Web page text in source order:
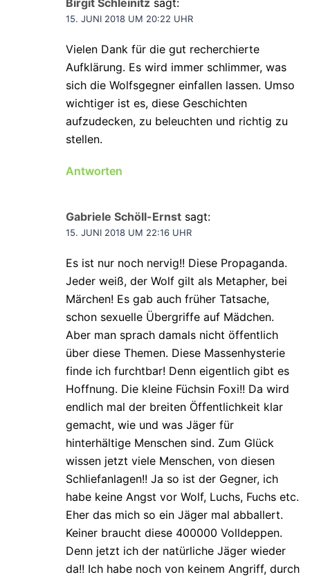
Birgit Schleinitz sagt:
15. JUNI 2018 UM 20:22 UHR
Vielen Dank für die gut recherchierte
Aufklärung. Es wird immer schlimmer, was
sich die Wolfsgegner einfallen lassen. Umso
wichtiger ist es, diese Geschichten
aufzudecken, zu beleuchten und richtig zu
stellen.
Antworten
Gabriele Schöll-Ernst sagt:
15. JUNI 2018 UM 22:16 UHR
Es ist nur noch nervig!! Diese Propaganda.
Jeder weiß, der Wolf gilt als Metapher, bei
Märchen! Es gab auch früher Tatsache,
schon sexuelle Übergriffe auf Mädchen.
Aber man sprach damals nicht öffentlich
über diese Themen. Diese Massenhysterie
finde ich furchtbar! Denn eigentlich gibt es
Hoffnung. Die kleine Füchsin Foxi!! Da wird
endlich mal der breiten Öffentlichkeit klar
gemacht, wie und was Jäger für
hinterhältige Menschen sind. Zum Glück
wissen jetzt viele Menschen, von diesen
Schliefanlagen!! Ja so ist der Gegner, ich
habe keine Angst vor Wolf, Luchs, Fuchs etc.
Eher das mich so ein Jäger mal abballert.
Keiner braucht diese 400000 Volldeppen.
Denn jetzt ich der natürliche Jäger wieder
da!! Ich habe noch von keinem Angriff, durch